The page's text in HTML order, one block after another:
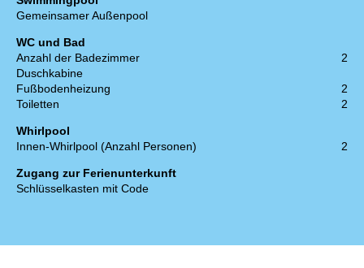
Gemeinsamer Außenpool
WC und Bad
Anzahl der Badezimmer
2
Duschkabine
Fußbodenheizung
2
Toiletten
2
Whirlpool
Innen-Whirlpool (Anzahl Personen)
2
Zugang zur Ferienunterkunft
Schlüsselkasten mit Code